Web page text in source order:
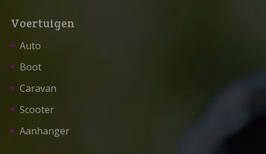
Voertuigen
Auto
Boot
Caravan
Scooter
Aanhanger